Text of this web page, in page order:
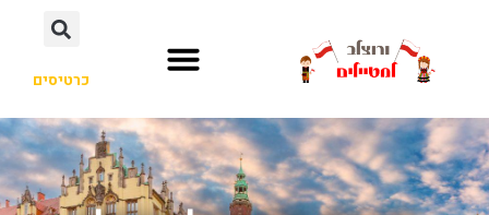
כרטיסים